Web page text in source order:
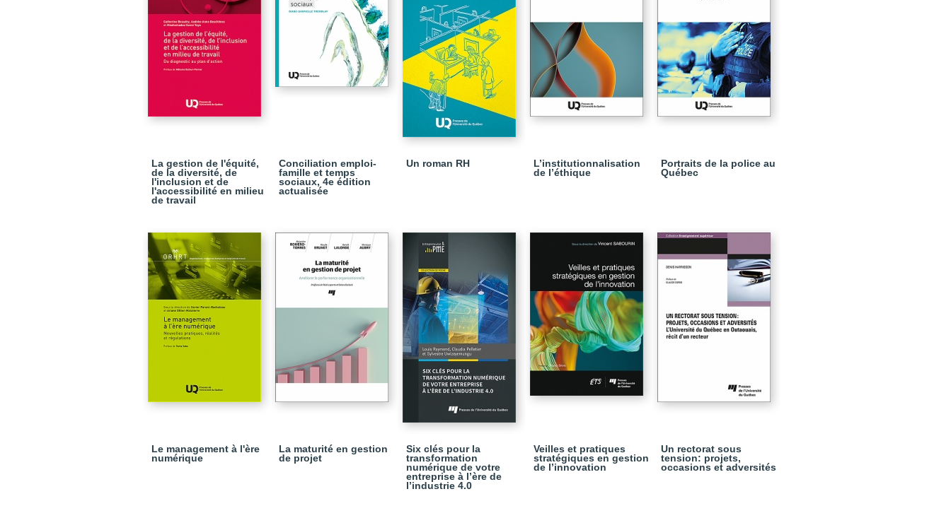
La gestion de l'équité,
de la diversité, de
l'inclusion et de
l'accessibilité en milieu
de travail
Conciliation emploi-
famille et temps
sociaux, 4e édition
actualisée
Un roman RH
L’institutionnalisation
de l’éthique
Portraits de la police au
Québec
Le management à l'ère
numérique
La maturité en gestion
de projet
Six clés pour la
transformation
numérique de votre
entreprise à l’ère de
l’industrie 4.0
Veilles et pratiques
stratégiques en gestion
de l’innovation
Un rectorat sous
tension: projets,
occasions et adversités